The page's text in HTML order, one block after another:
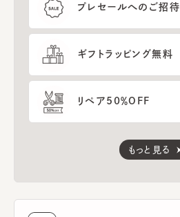
プレセールへのご招待
ギフトラッピング無料
リペア50％OFF
もっと見る